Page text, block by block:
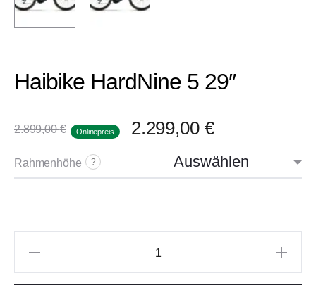
Haibike HardNine 5 29″
2.899,00€ Onlinepreis 2.299,00 €
Rahmenhöhe ?